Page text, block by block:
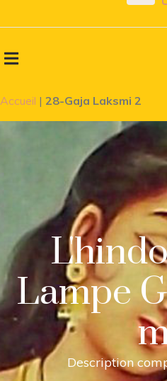
Accueil | 28-Gaja Laksmi 2
Lampe
Description